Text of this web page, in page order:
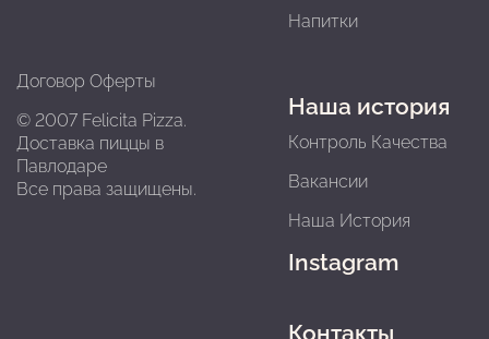
Договор Оферты
© 2007 Felicita Pizza.
Доставка пиццы в
Павлодарe
Все права защищены.
Напитки
Наша история
Контроль Качества
Вакансии
Наша История
Instagram
Контакты